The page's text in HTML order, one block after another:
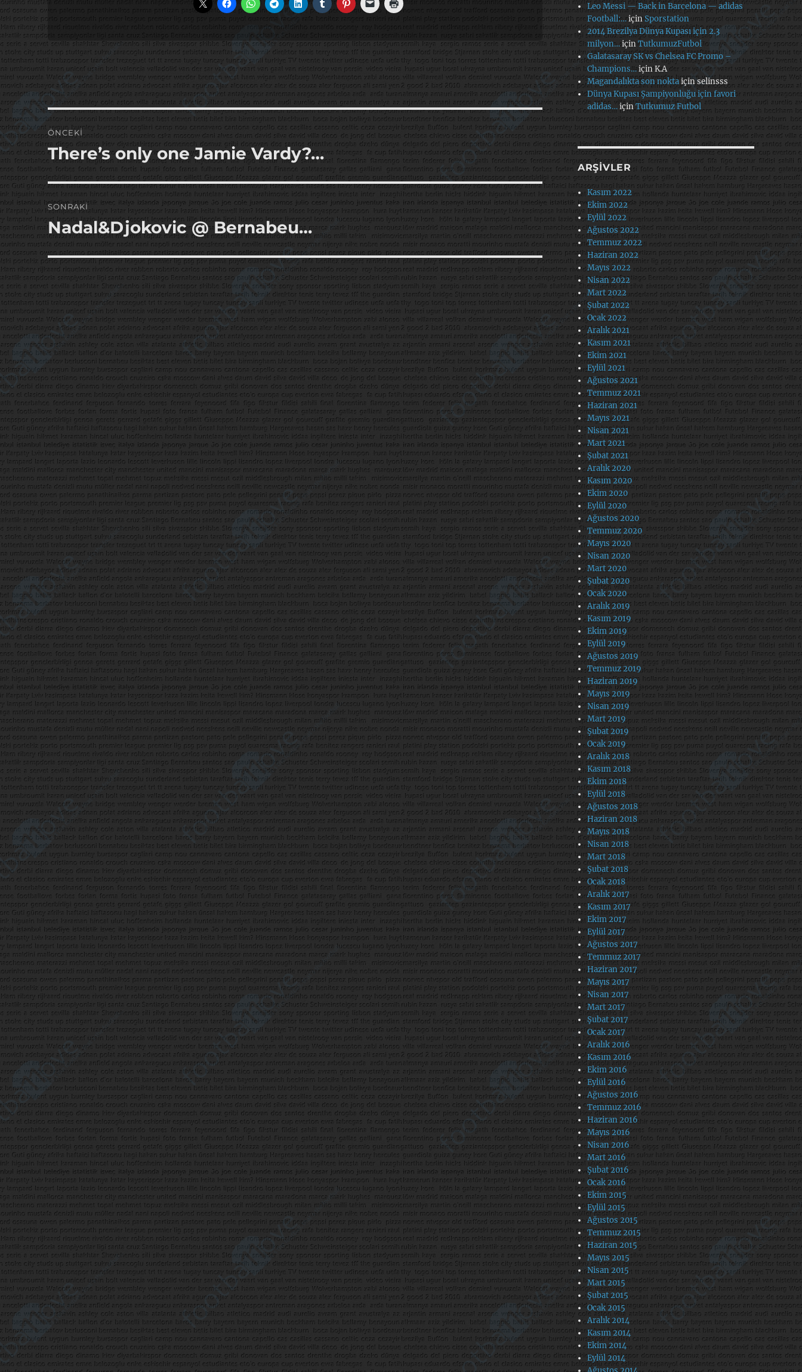
Yazı
gezinmesi
ÖNCEKI
Önceki
yazı:
There’s only one Jamie Vardy?…
SONRAKI
Sonraki
yazı:
Nadal&Djokovic @ Bernabeu…
Leo Messi — Back in Barcelona — adidas
Football:…içinSporstation
2014 Brezilya Dünya Kupası için 2.3
milyon…içinTutkumuzFutbol
Galatasaray SK vs Chelsea FC Promo –
Champions…içinK.A
Magandalıkta son noktaiçinselinsss
Dünya Kupası Şampiyonluğu için favori
adidas…içinTutkumuz Futbol
ARŞIVLER
Kasım 2022
Ekim 2022
Eylül 2022
Ağustos 2022
Temmuz 2022
Haziran 2022
Mayıs 2022
Nisan 2022
Mart 2022
Şubat 2022
Ocak 2022
Aralık 2021
Kasım 2021
Ekim 2021
Eylül 2021
Ağustos 2021
Temmuz 2021
Haziran 2021
Mayıs 2021
Nisan 2021
Mart 2021
Şubat 2021
Aralık 2020
Kasım 2020
Ekim 2020
Eylül 2020
Ağustos 2020
Temmuz 2020
Mayıs 2020
Nisan 2020
Mart 2020
Şubat 2020
Ocak 2020
Aralık 2019
Kasım 2019
Ekim 2019
Eylül 2019
Ağustos 2019
Temmuz 2019
Haziran 2019
Mayıs 2019
Nisan 2019
Mart 2019
Şubat 2019
Ocak 2019
Aralık 2018
Kasım 2018
Ekim 2018
Eylül 2018
Ağustos 2018
Haziran 2018
Mayıs 2018
Nisan 2018
Mart 2018
Şubat 2018
Ocak 2018
Aralık 2017
Kasım 2017
Ekim 2017
Eylül 2017
Ağustos 2017
Temmuz 2017
Haziran 2017
Mayıs 2017
Nisan 2017
Mart 2017
Şubat 2017
Ocak 2017
Aralık 2016
Kasım 2016
Ekim 2016
Eylül 2016
Ağustos 2016
Temmuz 2016
Haziran 2016
Mayıs 2016
Nisan 2016
Mart 2016
Şubat 2016
Ocak 2016
Ekim 2015
Eylül 2015
Ağustos 2015
Temmuz 2015
Haziran 2015
Mayıs 2015
Nisan 2015
Mart 2015
Şubat 2015
Ocak 2015
Aralık 2014
Kasım 2014
Ekim 2014
Eylül 2014